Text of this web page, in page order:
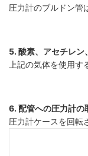
圧力計のブルドン管
5. 酸素、アセチレン
上記の気体を使用
6. 配管への圧力計の
圧力計ケースを回転